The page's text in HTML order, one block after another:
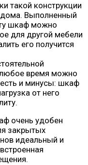
такой конструкции
дома. Выполненный
шкаф можно
для другой мебели
его получится
время можно
есть и минусы: шкаф
от него
очень удобен
закрытых
идеальный и